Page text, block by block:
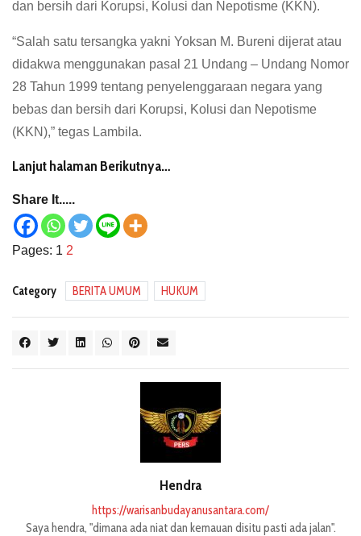
dan bersih dari Korupsi, Kolusi dan Nepotisme (KKN).
“Salah satu tersangka yakni Yoksan M. Bureni dijerat atau
didakwa menggunakan pasal 21 Undang – Undang Nomor
28 Tahun 1999 tentang penyelenggaraan negara yang
bebas dan bersih dari Korupsi, Kolusi dan Nepotisme
(KKN),” tegas Lambila.
Lanjut halaman Berikutnya…
Share It.....
Pages: 1 2
Category BERITA UMUM HUKUM
Hendra
https://warisanbudayanusantara.com/
Saya hendra, "dimana ada niat dan kemauan disitu pasti ada jalan".